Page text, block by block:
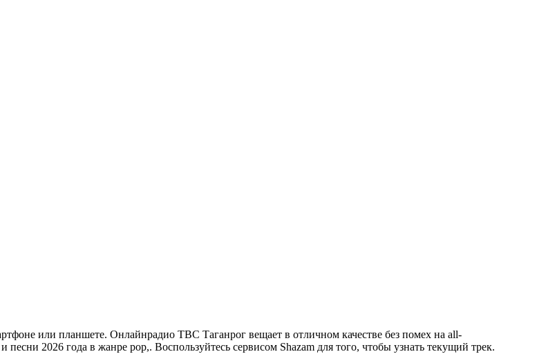
или планшете. Онлайнрадио ТВС Таганрог вещает в отличном качестве без помех на all-
2026 года в жанре pop,. Воспользуйтесь сервисом Shazam для того, чтобы узнать текущий трек.